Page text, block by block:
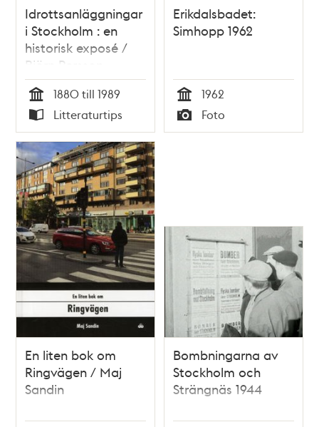
Idrottsanläggningar
i Stockholm : en
historisk exposé /
Björn Persson
Tid
1880 till 1989
Typ
Litteraturtips
Erikdalsbadet:
Simhopp 1962
Tid
1962
Typ
Foto
En liten bok om
Ringvägen / Maj
Sandin
Bombningarna av
Stockholm och
Strängnäs 1944